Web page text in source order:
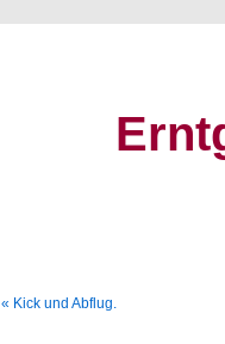
« Kick und Abflug.